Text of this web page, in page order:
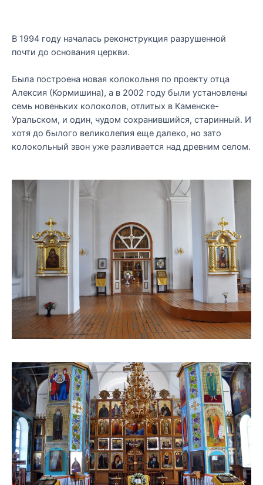
В 1994 году началась реконструкция разрушенной
почти до основания церкви.
Была построена новая колокольня по проекту отца
Алексия (Кормишина), а в 2002 году были установлены
семь новеньких колоколов, отлитых в Каменске-
Уральском, и один, чудом сохранившийся, старинный. И
хотя до былого великолепия еще далеко, но зато
колокольный звон уже разливается над древним селом.